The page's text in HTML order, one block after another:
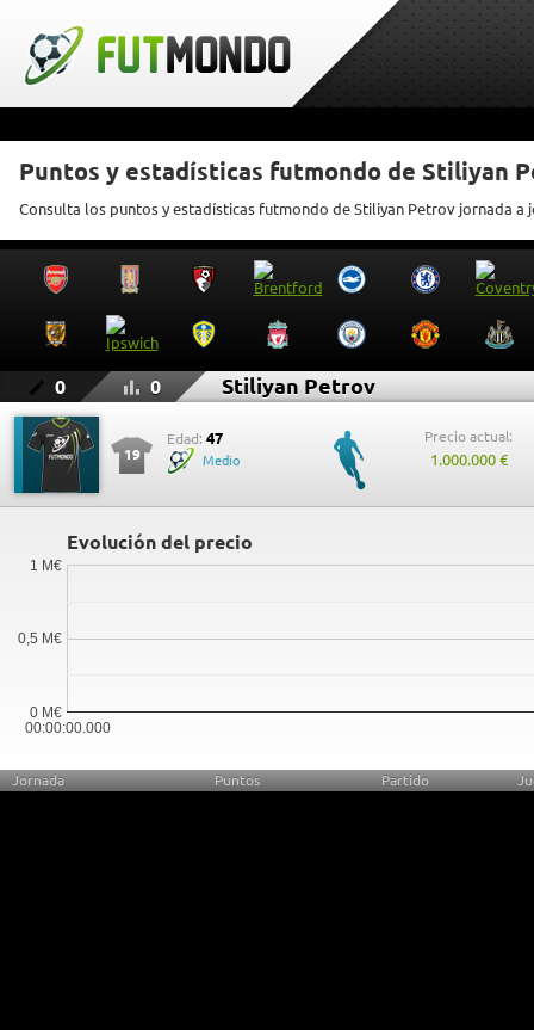
Puntos y estadísticas futmondo de Stiliyan
Consulta los puntos y estadísticas futmondo de Stiliyan Petrov jornada a
0 0 Stiliyan Petrov
19
Edad: 47
Medio
Precio actual:
1.000.000 €
Evolución del precio
00:00:00.000
0 M€
0,5 M€
1 M€
Jornada Puntos Partido